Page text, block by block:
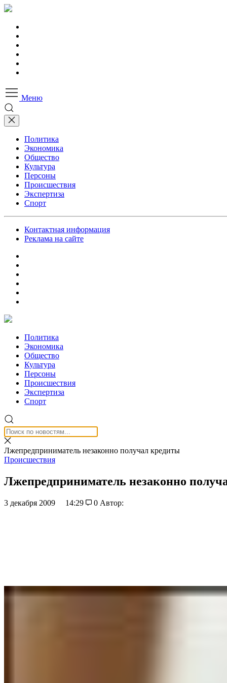
Меню
Политика
Экономика
Общество
Культура
Персоны
Происшествия
Экспертиза
Спорт
Контактная информация
Реклама на сайте
Политика
Экономика
Общество
Культура
Персоны
Происшествия
Экспертиза
Спорт
Лжепредприниматель незаконно получал кредиты
Происшествия
Лжепредприниматель незаконно
3 декабря 2009 14:29 0 Автор: